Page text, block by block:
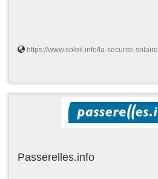
https://www.soleil.info/la-securite-solaire
Passerelles.info